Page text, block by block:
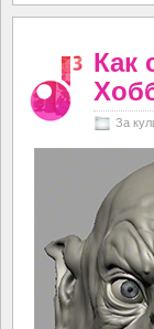
Как
За